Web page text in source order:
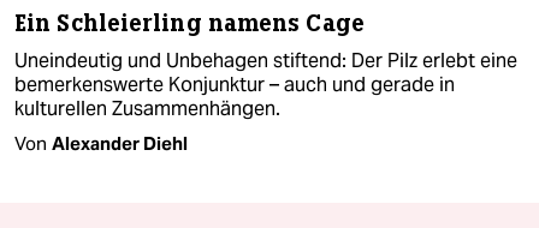
Ein Schleierling namens Cage
Uneindeutig und Unbehagen stiftend: Der Pilz erlebt eine
bemerkenswerte Konjunktur – auch und gerade in
kulturellen Zusammenhängen.
Von Alexander Diehl